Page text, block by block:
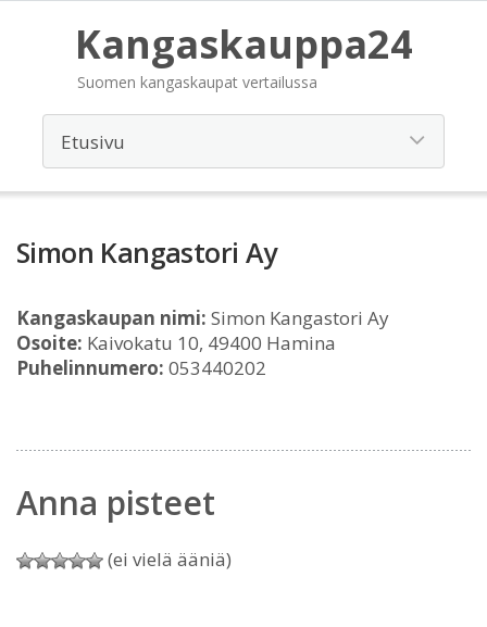
Kangaskauppa24
Suomen kangaskaupat vertailussa
Simon Kangastori Ay
Kangaskaupan nimi: Simon Kangastori Ay
Osoite: Kaivokatu 10, 49400 Hamina
Puhelinnumero: 053440202
Anna pisteet
(ei vielä ääniä)